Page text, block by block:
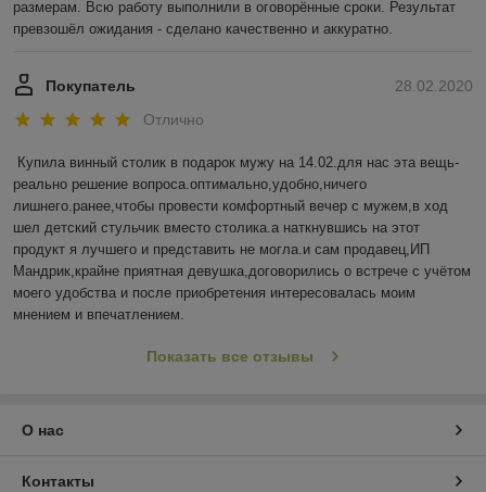
размерам. Всю работу выполнили в оговорённые сроки. Результат
превзошёл ожидания - сделано качественно и аккуратно.
28.02.2020
Покупатель
Отлично
Купила винный столик в подарок мужу на 14.02.для нас эта вещь-
реально решение вопроса.оптимально,удобно,ничего
лишнего.ранее,чтобы провести комфортный вечер с мужем,в ход
шел детский стульчик вместо столика.а наткнувшись на этот
продукт я лучшего и представить не могла.и сам продавец,ИП
Мандрик,крайне приятная девушка,договорились о встрече с учётом
моего удобства и после приобретения интересовалась моим
мнением и впечатлением.
Показать все отзывы
О нас
Контакты